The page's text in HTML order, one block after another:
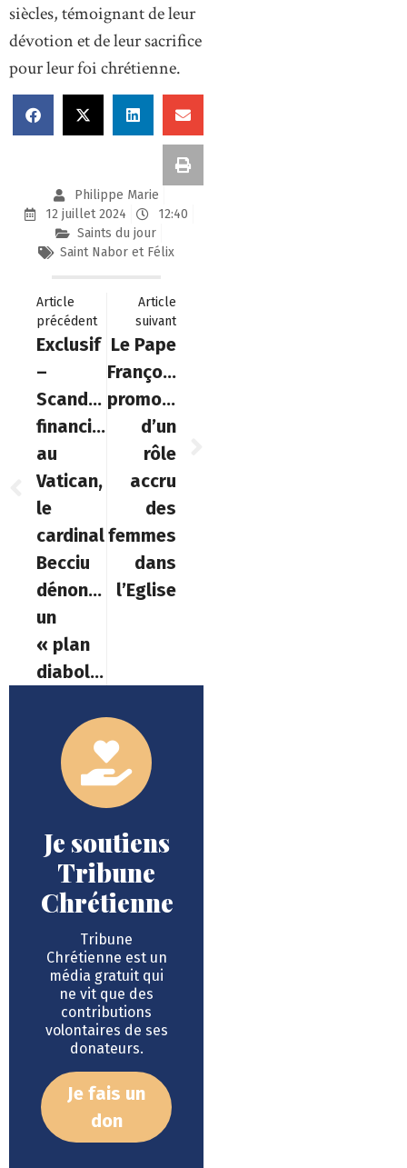
siècles, témoignant de leur
dévotion et de leur sacrifice
pour leur foi chrétienne.
Philippe Marie
12 juillet 2024
12:40
Saints du jour
Saint Nabor et Félix
Article
précédent
Exclusif
–
Scandale
financier
au
Vatican,
le
cardinal
Becciu
dénonce
un
« plan
diabolique »
Article
suivant
Le Pape
François
promoteur
d’un
rôle
accru
des
femmes
dans
l’Eglise
Je soutiens
Tribune
Chrétienne
Tribune
Chrétienne est un
média gratuit qui
ne vit que des
contributions
volontaires de ses
donateurs.
Je fais un
don